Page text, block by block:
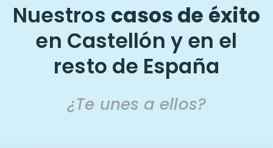
Nuestros casos de éxito
en Castellón y en el
resto de España
¿Te unes a ellos?